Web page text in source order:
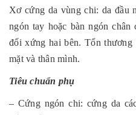
Xơ cứng da vùng chi: da đầu
ngón tay hoặc bàn ngón
đối xứng hai bên. Tổn thương
mặt và thân mình.
Tiêu chuẩn phụ
– Cứng ngón chi: cứng da